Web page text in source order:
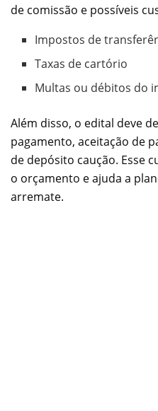
de comissão e possíveis
Impostos de
Taxas de cartório
Multas ou débitos do
Além disso, o edital deve
pagamento, aceitação de
de depósito caução. Esse
o orçamento e ajuda a
arremate.